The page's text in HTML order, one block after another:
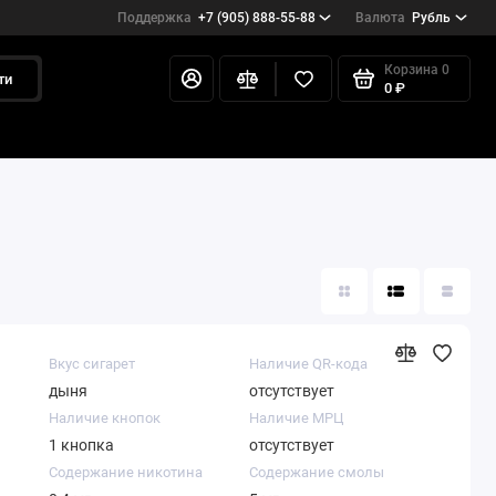
Поддержка +7 (905) 888-55-88 Валюта Рубль
Корзина 0
0 ₽
Вкус сигарет
дыня
Наличие QR-кода
отсутствует
Наличие кнопок
1 кнопка
Наличие МРЦ
отсутствует
Содержание никотина Содержание смолы